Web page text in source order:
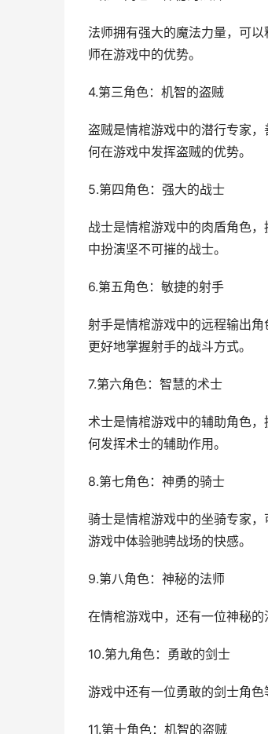
法师拥有强大的魔法力量，可
师在游戏中的优势。
4.第三角色：机智的盗贼
盗贼是情棺游戏中的潜行专家
何在游戏中发挥盗贼的优势。
5.第四角色：强大的战士
战士是情棺游戏中的肉盾角色
中扮演坚不可摧的战士。
6.第五角色：敏捷的射手
射手是情棺游戏中的远程输出
更好地掌握射手的战斗方式。
7.第六角色：智慧的术士
术士是情棺游戏中的辅助角色
何发挥术士的辅助作用。
8.第七角色：神勇的骑士
骑士是情棺游戏中的坐骑专家
游戏中体验驰骋战场的快感。
9.第八角色：神秘的法师
在情棺游戏中，还有一位神秘
10.第九角色：勇敢的剑士
游戏中还有一位勇敢的剑士角
11.第十角色：机智的盗贼